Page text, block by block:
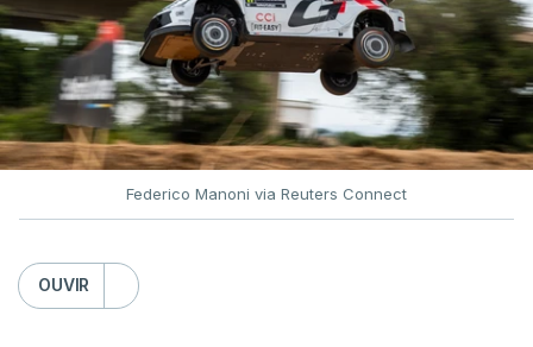
Federico Manoni via Reuters Connect
OUVIR